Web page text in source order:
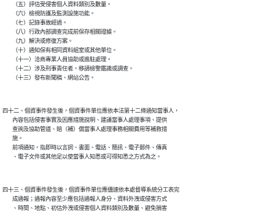
        （五）評估受侵害個人資料類別及數量。
        （六）檢視防護及監測設施功能。
        （七）記錄事故經過。
        （八）行政內部調查完成前保存相關證據。
        （九）解決或修復方案。
        （十）通知保有相同資料組室或其他單位。
        （十一）洽商專業人員協助或進駐處理。
        （十二）涉及刑事責任者，移請檢警鑑識或調查。
四十二、個資事件發生後，個資事件單位應依本法第十二條通知當事人，
        內容包括侵害事實及因應措施說明、建議當事人處理事項、提供
        查詢及協助管道、賠（補）償當事人處理事務相關費用等補救措
        施。
        前項通知，指即時以言詞、書面、電話、簡訊、電子郵件、傳真
四十三、個資事件發生後，個資事件單位應儘速依本處督導系統分工表完
        成通報；通報內容至少應包括通報人身分、資料外洩或侵害方式
        、時間、地點、初估外洩或侵害個人資料類別及數量、避免損害